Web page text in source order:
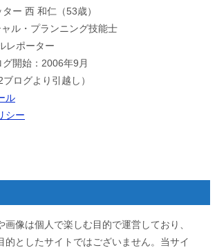
ー 西 和仁（53歳）
ル・プランニング技能士
レポーター
開始：2006年9月
ブログより引越し）
ル
シー
画像は個人で楽しむ目的で運営しており、
的としたサイトではございません。当サイ